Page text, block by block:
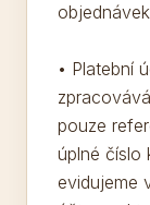
• Platební
pouze
úplné číslo
evidujeme